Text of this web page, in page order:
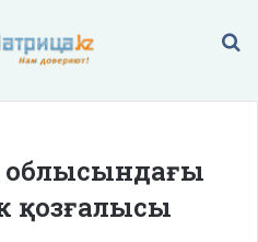
облысындағы
қозғалысы